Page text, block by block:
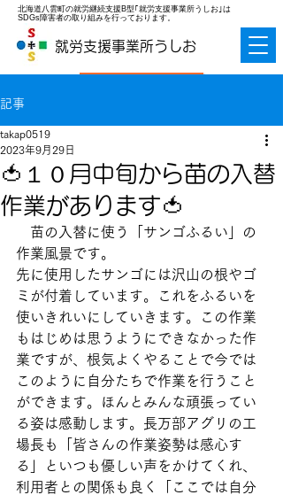
北海道八雲町の就労継続支援B型｢就労支援事業所うしお｣は
SDGs障害者の取り組みを行っております。
就労支援事業所うしお
記事
🍅１０月中旬から苗の入替
作業があります🍅
takap0519
2023年9月29日
苗の入替に使う「サンゴふるい」の
作業風景です。
先に使用したサンゴには沢山の根やゴ
ミが付着しています。これをふるいを
使いきれいにしていきます。この作業
もはじめは思うようにできなかった作
業ですが、根気よくやることで今では
このように自分たちで作業を行うこと
ができます。ほんとみんな頑張ってい
る姿は感動します。長万部アグリの工
場長も「皆さんの作業姿勢は感心す
る」といつも優しい声をかけてくれ、
利用者との関係も良く「ここでは自分